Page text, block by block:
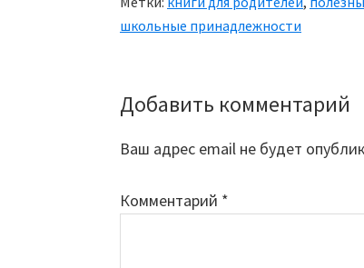
школьные принадлежности
Reader
Interactions
Добавить комментарий
Ваш адрес email не будет
Комментарий *